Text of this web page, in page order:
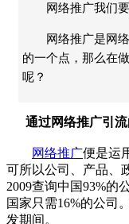
网络推广我们
网络推广是网
的一个点，那么在
呢？
通过网络推广引流
网络推广便是运
可所以公司、产品、
2009查询中国93%的
国家只需16%的公司
发期间。